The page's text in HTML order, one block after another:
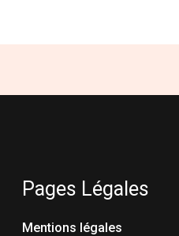
Pages Légales
Mentions légales